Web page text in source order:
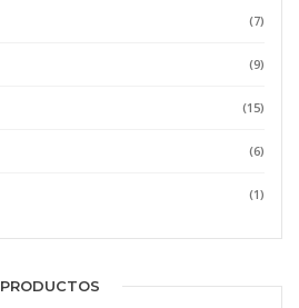
(7)
(9)
(15)
(6)
(1)
PRODUCTOS